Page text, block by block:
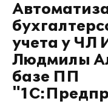
учета у ЧЛ
Людмилы
базе ПП